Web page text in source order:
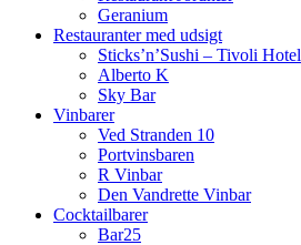
Geranium
Restauranter med udsigt
Sticks’n’Sushi – Tivoli Hotel
Alberto K
Sky Bar
Vinbarer
Ved Stranden 10
Portvinsbaren
R Vinbar
Den Vandrette Vinbar
Cocktailbarer
Bar25